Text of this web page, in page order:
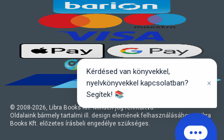
© 2008-2026, Libra Books Kft. Minden jog fenntartva.
Oldalaink bármely tartalmi ill. design elemének felhasználásához a Libra
Books Kft. előzetes írásbeli engedélye szükséges.
Kérdésed van könyvekkel,
nyelvkönyvekkel kapcsolatban?
Segítek! 📚
×